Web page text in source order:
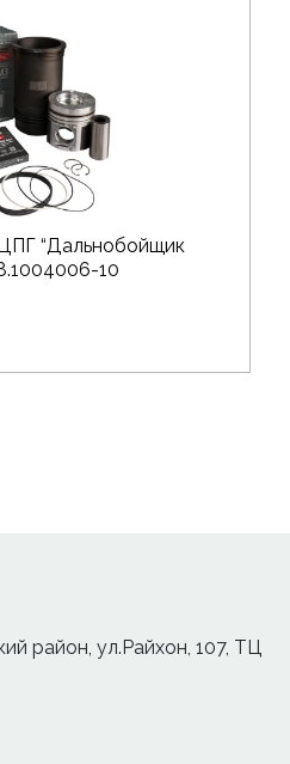
“Дальнобойщик
10
район, ул.Райхон, 107, ТЦ